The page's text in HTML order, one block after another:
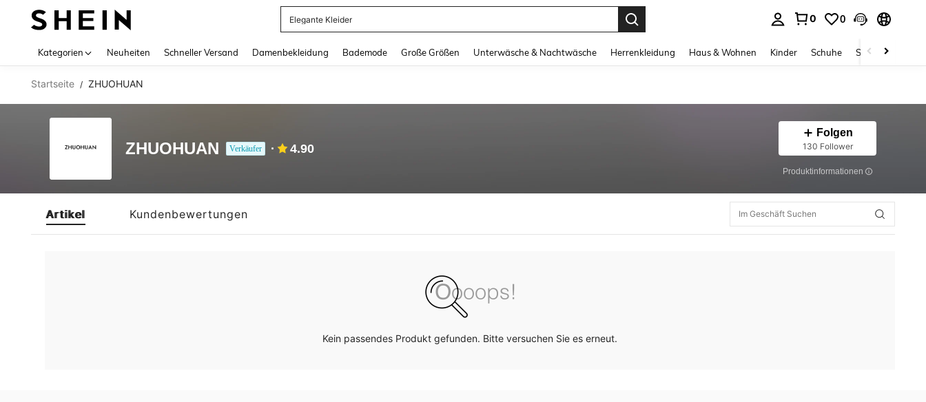
Elegante Kleider
0 0
Kategorien Neuheiten Schneller Versand Damenbekleidung Bademode Große Größen Unterwäsche & Nachtwäsche Herrenkleidung Haus & Wohnen Kinder Schuhe Schmuck &
Startseite / ZHUOHUAN
ZHUOHUAN Verkäufer 4.90
Folgen
130 Follower
Produktinformationen
Artikel Kundenbewertungen
Kein passendes Produkt gefunden. Bitte versuchen Sie es erneut.